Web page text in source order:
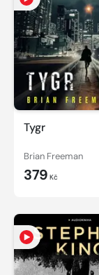
Tygr
Brian Freeman
379 Kč